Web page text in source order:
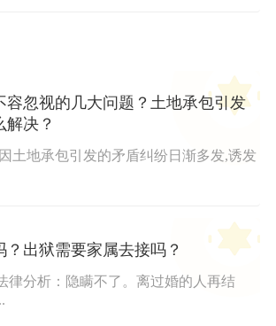
容忽视的几大问题？土地承包引发
解决？
土地承包引发的矛盾纠纷日渐多发,诱发
出狱需要家属去接吗？
律分析：隐瞒不了。离过婚的人再结